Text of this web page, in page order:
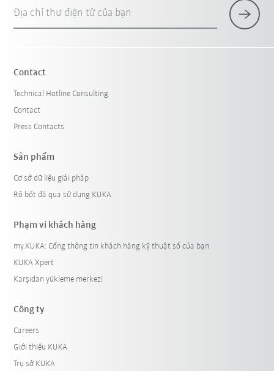
Địa chỉ thư điện tử của bạn
Contact
Technical Hotline Consulting
Contact
Press Contacts
Sản phẩm
Cơ sở dữ liệu giải pháp
Rô bốt đã qua sử dụng KUKA
Phạm vi khách hàng
my.KUKA: Cổng thông tin khách hàng kỹ thuật số của bạn
KUKA Xpert
Karşıdan yükleme merkezi
Công ty
Careers
Giới thiệu KUKA
Trụ sở KUKA